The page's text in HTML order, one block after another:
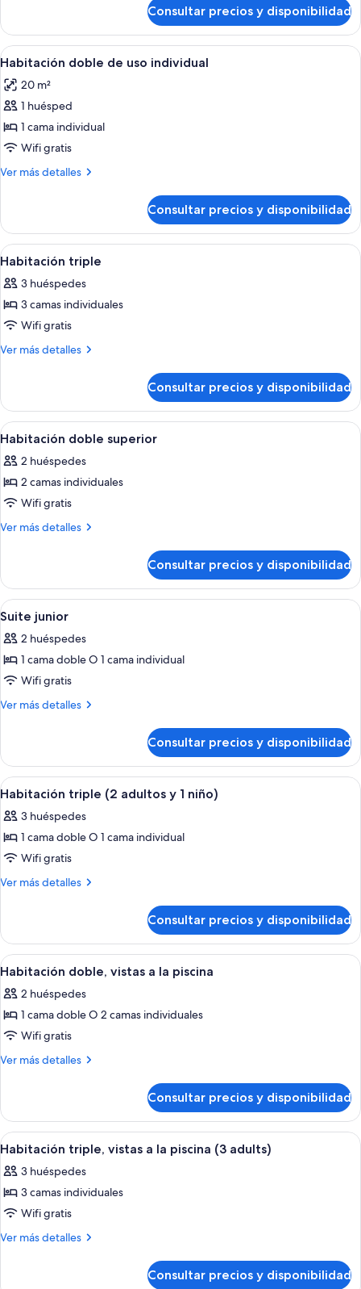
adults)
familiar
(4
adults)
Consultar precios y disponibilidad
Abrir
todas
las
fotos
de
Habitación
doble
individual
Un dormitorio ordenado con una
8
Habitación doble de uso individual
20 m²
1 huésped
1 cama individual
Wifi gratis
Ver más detalles
Más
doble
de
uso
Consultar precios y disponibilidad
Abrir
todas
las
fotos
de
Habitación
Un dormitorio ordenado con una
6
Habitación triple
3 huéspedes
3 camas individuales
Wifi gratis
Ver más detalles
Más
triple
Consultar precios y disponibilidad
Abrir
todas
las
fotos
de
Habitación
Un balcón con barandilla de vidrio,
3
Habitación doble superior
2 huéspedes
2 camas individuales
Wifi gratis
Ver más detalles
Más
doble
superior
Consultar precios y disponibilidad
Abrir
todas
las
fotos
de
Suite
Un dormitorio ordenado con una
10
Suite junior
2 huéspedes
1 cama doble O 1 cama individual
Wifi gratis
Ver más detalles
Más
junior
Consultar precios y disponibilidad
Abrir
todas
las
fotos
de
Habitación
adultos
y
1
niño)
Un dormitorio ordenado con una
6
Habitación triple (2 adultos y 1 niño)
3 huéspedes
1 cama doble O 1 cama individual
Wifi gratis
Ver más detalles
Más
triple
(2
adultos
niño)
Consultar precios y disponibilidad
Abrir
todas
las
fotos
de
Habitación
a
la
piscina
Un dormitorio ordenado con una
9
Habitación doble, vistas a la piscina
2 huéspedes
1 cama doble O 2 camas individuales
Wifi gratis
Ver más detalles
Más
doble,
vistas
a
piscina
Consultar precios y disponibilidad
Abrir
todas
las
fotos
de
Habitación
Un dormitorio ordenado con una
7
Habitación triple, vistas a la piscina (3 adults)
3 huéspedes
3 camas individuales
Wifi gratis
Ver más detalles
Más
Consultar precios y disponibilidad